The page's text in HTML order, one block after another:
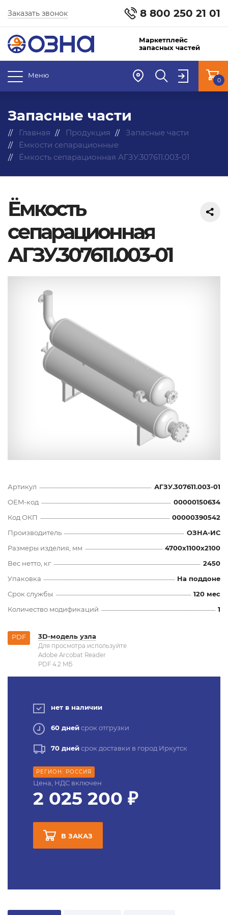
8 800 250 21 01
Заказать звонок
Маркетплейс
запасных частей
Меню
0
Запасные части
Главная Продукция
Запасные части
Ёмкости сепарационные
Ёмкость сепарационная АГЗУ.307611.003-01
Ёмкость
сепарационная
АГЗУ.307611.003-01
Артикул
АГЗУ.307611.003-01
OEM-код
00000150634
Код ОКП
00000390542
Производитель
ОЗНА-ИС
Размеры изделия, мм
4700x1100x2100
Вес нетто, кг
2450
Упаковка
На поддоне
Срок службы
120 мес
Количество модификаций
1
PDF 3D-модель узла
Для просмотра используйте
Adobe Arcobat Reader
PDF 4.2 MБ
нет в наличии
60 днейсрок отгрузки
70 днейсрок доставки в город Иркутск
РЕГИОН: РОССИЯ
Цена, НДС включен
2 025 200 ₽
В ЗАКАЗ